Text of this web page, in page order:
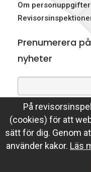
På
(cookies) för att
sätt för dig. Genom
använder kakor. Läs
Om personuppgifter
Prenumerera
nyheter
Genom att
Läs mer